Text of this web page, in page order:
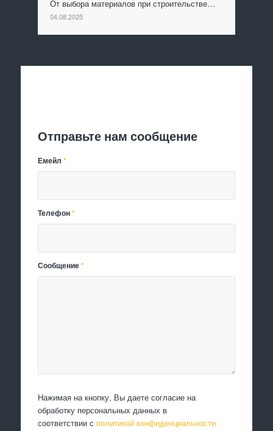
От выбора материалов при строительстве…
04.08.2025
Отправьте нам сообщение
Емейл*
Телефон*
Сообщение*
Нажимая на кнопку, Вы даете согласие на
обработку персональных данных в
соответствии с политикой конфиденциальности